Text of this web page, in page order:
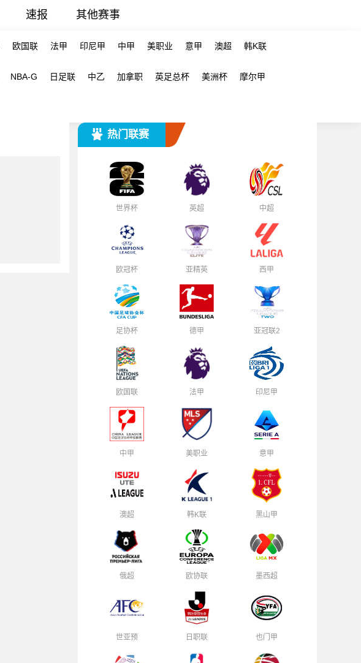
速报 其他赛事
欧国联 法甲 印尼甲 中甲 美职业 意甲 澳超 韩K联
NBA-G 日足联 中乙 加拿职 英足总杯 美洲杯 摩尔甲
热门联赛
世界杯 英超 中超
欧冠杯 亚精英 西甲
足协杯 德甲 亚冠联2
欧国联 法甲 印尼甲
中甲 美职业 意甲
澳超 韩K联 黑山甲
俄超 欧协联 墨西超
世亚预 日职联 也门甲